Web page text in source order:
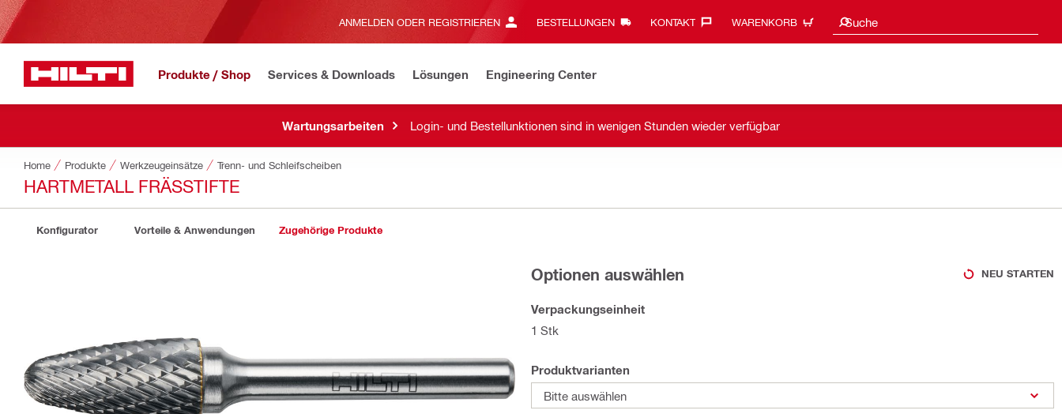
ANMELDEN ODER REGISTRIEREN BESTELLUNGEN KONTAKT‎ WARENKORB Suche
Suchvorschläge
Produkte / Shop Services & Downloads Lösungen Engineering Center
Wartungsarbeiten Login- und Bestellunktionen sind in wenigen Stunden wieder verfügbar
Home Produkte Werkzeugeinsätze Trenn- und Schleifscheiben
HARTMETALL FRÄSSTIFTE
Konfigurator Vorteile & Anwendungen Zugehörige Produkte
Optionen auswählen NEU STARTEN
Verpackungseinheit
1 Stk
Produktvarianten
Bitte auswählen